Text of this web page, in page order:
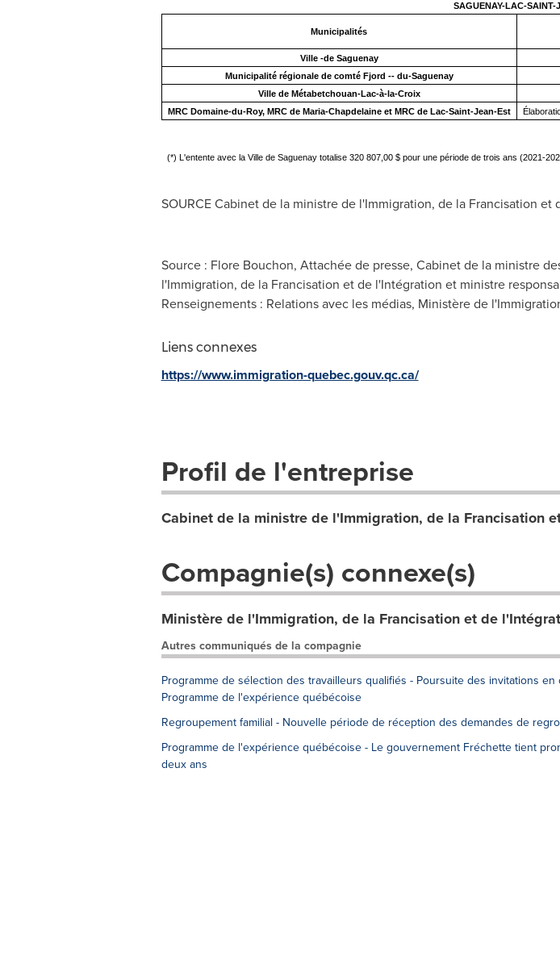
SAGUENAY-LAC-SAINT-
Municipalités
Ville -de Saguenay
Municipalité régionale de comté Fjord -- du-Saguenay
Ville de Métabetchouan-Lac-à-la-Croix
MRC Domaine-du-Roy, MRC de Maria-Chapdelaine et MRC de Lac-Saint-Jean-Est
(*) L'entente avec la Ville de Saguenay totalise 320 807,00 $ pour une période de trois ans (2021-
SOURCE Cabinet de la ministre de l'Immigration, de la Francisation et
Source : Flore Bouchon, Attachée de presse, Cabinet de la ministre
l'Immigration, de la Francisation et de l'Intégration et ministre
Renseignements : Relations avec les médias, Ministère de
Liens connexes
https://www.immigration-quebec.gouv.qc.ca/
Profil de l'entreprise
Cabinet de la ministre de l'Immigration, de la Francisation
Compagnie(s) connexe(s)
Ministère de l'Immigration, de la Francisation et de
Autres communiqués de la compagnie
Programme de sélection des travailleurs qualifiés - Poursuite des invitations
Programme de l'expérience québécoise
Regroupement familial - Nouvelle période de réception des demandes de
Programme de l'expérience québécoise - Le gouvernement Fréchette tient
deux ans